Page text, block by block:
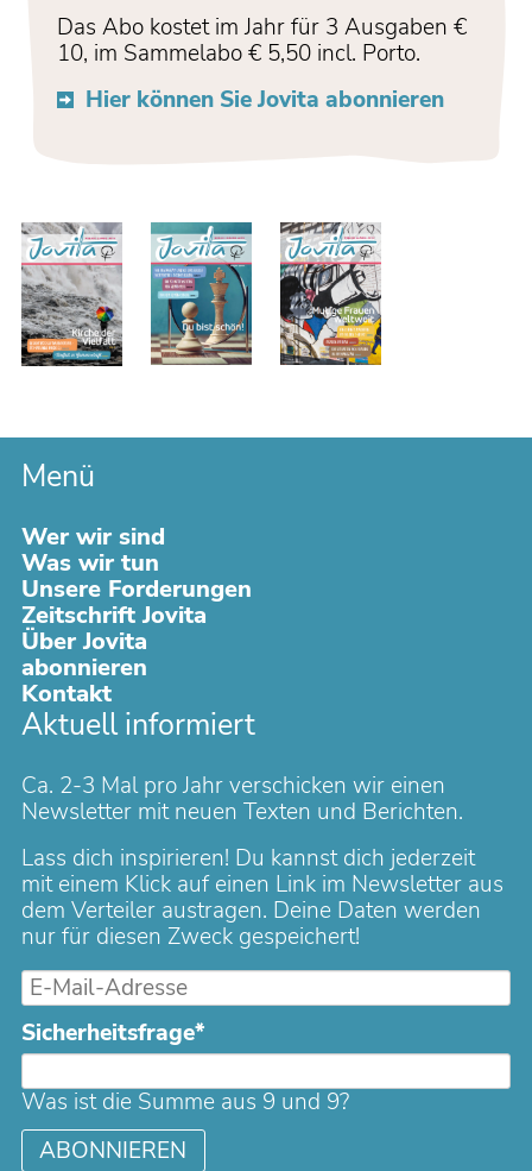
Das Abo kostet im Jahr für 3 Ausgaben €
10, im Sammelabo € 5,50 incl. Porto.
Hier können Sie Jovita abonnieren
Menü
Navigation
überspringen
Wer wir sind
Was wir tun
Unsere Forderungen
Zeitschrift Jovita
Über Jovita
abonnieren
Kontakt
Aktuell informiert
Ca. 2-3 Mal pro Jahr verschicken wir einen
Newsletter mit neuen Texten und Berichten.
Lass dich inspirieren! Du kannst dich jederzeit
mit einem Klick auf einen Link im Newsletter aus
dem Verteiler austragen. Deine Daten werden
nur für diesen Zweck gespeichert!
E-
Mail-
Adresse
Pflichtfeld
Sicherheitsfrage*
Was ist die Summe aus 9 und 9?
ABONNIEREN